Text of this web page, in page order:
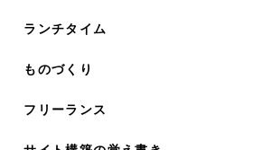
ランチタイム
ものづくり
フリーランス